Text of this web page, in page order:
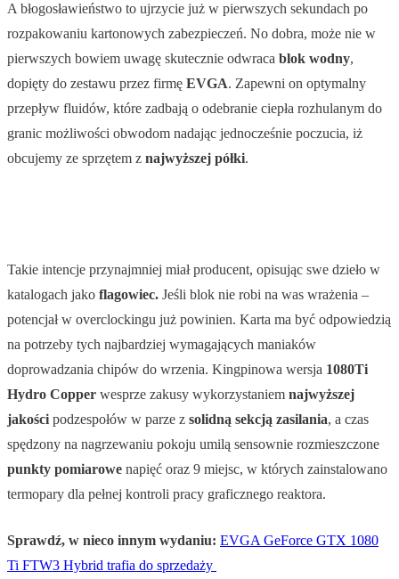
A błogosławieństwo to ujrzycie już w pierwszych sekundach po
rozpakowaniu kartonowych zabezpieczeń. No dobra, może nie w
pierwszych bowiem uwagę skutecznie odwraca blok wodny,
dopięty do zestawu przez firmę EVGA. Zapewni on optymalny
przepływ fluidów, które zadbają o odebranie ciepła rozhulanym do
granic możliwości obwodom nadając jednocześnie poczucia, iż
obcujemy ze sprzętem z najwyższej półki.
Takie intencje przynajmniej miał producent, opisując swe dzieło w
katalogach jako flagowiec. Jeśli blok nie robi na was wrażenia –
potencjał w overclockingu już powinien. Karta ma być odpowiedzią
na potrzeby tych najbardziej wymagających maniaków
doprowadzania chipów do wrzenia. Kingpinowa wersja 1080Ti
Hydro Copper wesprze zakusy wykorzystaniem najwyższej
jakości podzespołów w parze z solidną sekcją zasilania, a czas
spędzony na nagrzewaniu pokoju umilą sensownie rozmieszczone
punkty pomiarowe napięć oraz 9 miejsc, w których zainstalowano
termopary dla pełnej kontroli pracy graficznego reaktora.
Sprawdź, w nieco innym wydaniu: EVGA GeForce GTX 1080
Ti FTW3 Hybrid trafia do sprzedaży